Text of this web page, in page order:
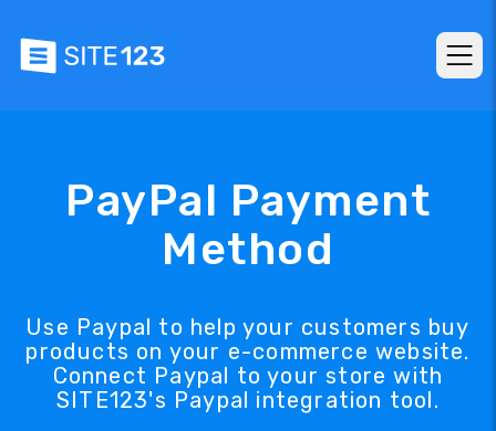
PayPal Payment
Method
Use Paypal to help your customers buy
products on your e-commerce website.
Connect Paypal to your store with
SITE123's Paypal integration tool.